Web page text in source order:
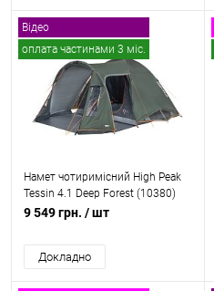
Відео
оплата частинами 3 міс.
безкоштовна доставка
Намет чотиримісний High Peak
Tessin 4.1 Deep Forest (10380)
9 549 грн. / шт
Докладно